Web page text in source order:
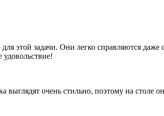
этой задачи. Они легко справляются
выглядят очень стильно, поэтому на столе